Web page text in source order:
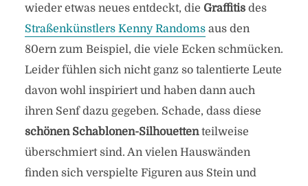
wieder etwas neues entdeckt, die Graffitisdes
Straßenkünstlers Kenny Randomsaus den
80ern zum Beispiel, die viele Ecken schmücken.
Leider fühlen sich nicht ganz so talentierte Leute
davon wohl inspiriert und haben dann auch
ihren Senf dazu gegeben. Schade, dass diese
schönen Schablonen-Silhouettenteilweise
überschmiert sind. An vielen Hauswänden
finden sich verspielte Figuren aus Stein und